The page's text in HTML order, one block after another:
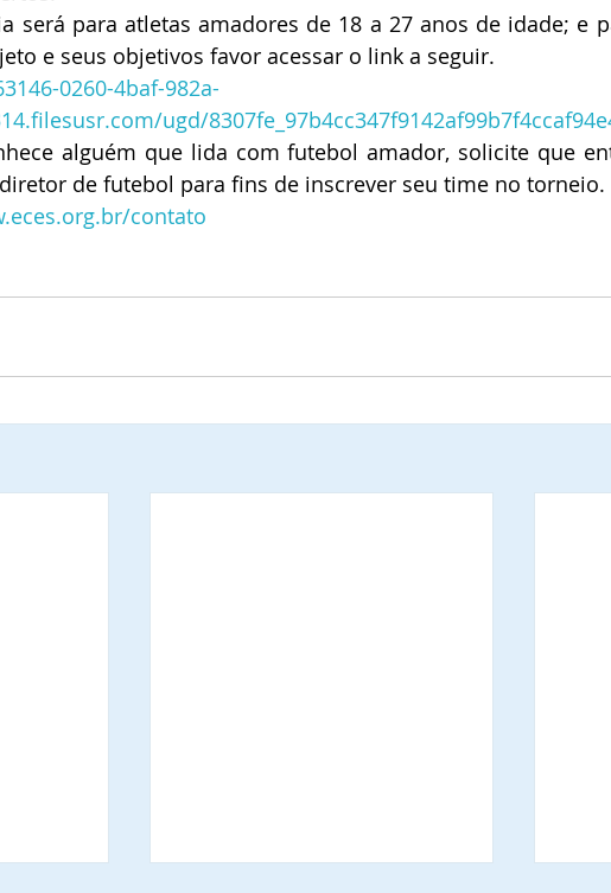
será para atletas amadores de 18 a 27 anos de idade; e
e seus objetivos favor acessar o link a seguir.
0260-4baf-982a-
ugd/
alguém que lida com futebol amador, solicite que
de futebol para fins de inscrever seu time no torneio.
contato